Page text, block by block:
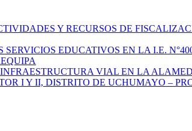
Y RECURSOS DE
SERVICIOS EDUCATIVOS EN LA I.E.
VIAL EN LA
I Y II, DISTRITO DE UCHUMAYO –